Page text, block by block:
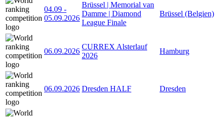
04.09 -
05.09.2026
Brüssel | Memorial van
Damme | Diamond
League Finale
Brüssel (Belgien)
06.09.2026
CURREX Alsterlauf
2026
Hamburg
06.09.2026 Dresden HALF Dresden